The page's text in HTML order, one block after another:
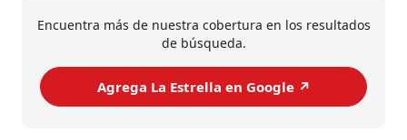
Encuentra más de nuestra cobertura en los resultados
de búsqueda.
Agrega La Estrella en Google ↗️